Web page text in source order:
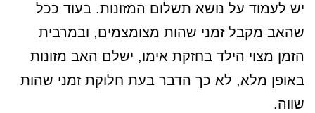
יש לעמוד על נושא תשלום המזונות. בעוד ככל
שהאב מקבל זמני שהות מצומצמים, ובמרבית
הזמן מצוי הילד בחזקת אימו, ישלם האב מזונות
באופן מלא, לא כך הדבר בעת חלוקת זמני שהות
שווה.